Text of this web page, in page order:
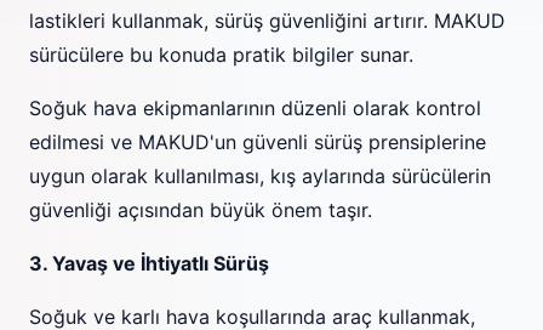
lastikleri kullanmak, sürüş güvenliğini artırır. MAKUD
sürücülere bu konuda pratik bilgiler sunar.
Soğuk hava ekipmanlarının düzenli olarak kontrol
edilmesi ve MAKUD'un güvenli sürüş prensiplerine
uygun olarak kullanılması, kış aylarında sürücülerin
güvenliği açısından büyük önem taşır.
3. Yavaş ve İhtiyatlı Sürüş
Soğuk ve karlı hava koşullarında araç kullanmak,